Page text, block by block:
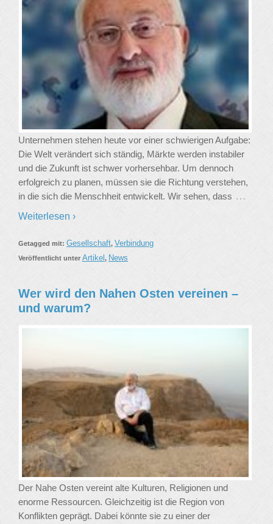
Unternehmen stehen heute vor einer schwierigen Aufgabe:
Die Welt verändert sich ständig, Märkte werden instabiler
und die Zukunft ist schwer vorhersehbar. Um dennoch
erfolgreich zu planen, müssen sie die Richtung verstehen,
in die sich die Menschheit entwickelt. Wir sehen, dass …
Weiterlesen ›
Getagged mit: Gesellschaft, Verbindung
Veröffentlicht unter Artikel , News
Wer wird den Nahen Osten vereinen –
und warum?
Der Nahe Osten vereint alte Kulturen, Religionen und
enorme Ressourcen. Gleichzeitig ist die Region von
Konflikten geprägt. Dabei könnte sie zu einer der